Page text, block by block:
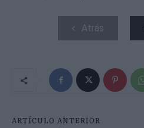
Atrás
ARTÍCULO ANTERIOR